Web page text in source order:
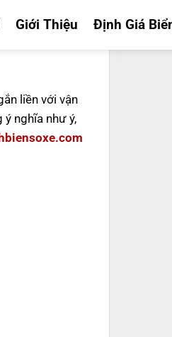
Giới Thiệu Định Giá
liền với vận
nghĩa như ý,